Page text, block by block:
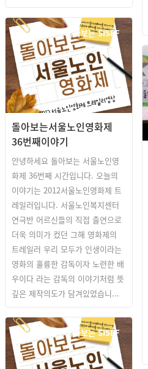
돌아보는 SISFF
돌아보는서울노인영화제
36번째이야기
안녕하세요 돌아보는 서울노인영
화제 36번째 시간입니다. 오늘의
이야기는 2012서울노인영화제 트
레일러입니다. 서울노인복지센터
연극반 어르신들의 직접 출연으로
더욱 의미가 컸던 그해 영화제의
트레일러 우리 모두가 인생이라는
영화의 훌륭한 감독이자 노련한 배
우이다 라는 감독의 이야기처럼 뜻
깊은 제작의도가 담겨있었습니...
돌아보는 SISFF